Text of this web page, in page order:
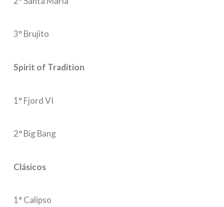
3° Brujito
Spirit of Tradition
1° Fjord VI
2° Big Bang
Clásicos
1° Calipso